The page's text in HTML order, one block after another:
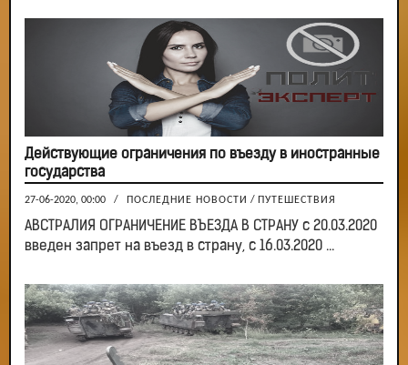
Действующие ограничения по въезду в иностранные
государства
27-06-2020, 00:00 / ПОСЛЕДНИЕ НОВОСТИ / ПУТЕШЕСТВИЯ
АВСТРАЛИЯ ОГРАНИЧЕНИЕ ВЪЕЗДА В СТРАНУ с 20.03.2020
введен запрет на въезд в страну, с 16.03.2020 ...